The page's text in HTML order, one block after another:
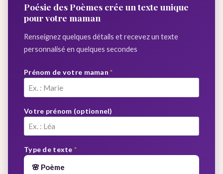
Poésie des Poèmes crée un texte unique
pour votre maman
Renseignez quelques détails et recevez un texte
personnalisé en quelques secondes
Prénom de votre maman*
Votre prénom (optionnel)
Type de texte *